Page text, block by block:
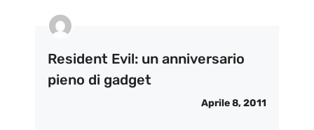
Resident Evil: un anniversario
pieno di gadget
Aprile 8, 2011